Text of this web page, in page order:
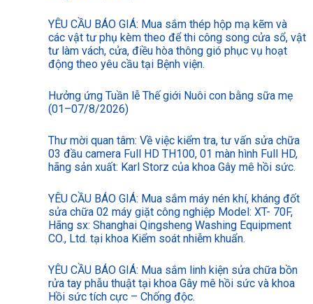
YÊU CẦU BÁO GIÁ: Mua sắm thép hộp mạ kẽm và
các vật tư phụ kèm theo để thi công song cửa sổ, vật
tư làm vách, cửa, điều hòa thông gió phục vụ hoạt
động theo yêu cầu tại Bệnh viện.
Hưởng ứng Tuần lễ Thế giới Nuôi con bằng sữa mẹ
(01–07/8/2026)
Thư mời quan tâm: Về việc kiểm tra, tư vấn sửa chữa
03 đầu camera Full HD TH100, 01 màn hình Full HD,
hãng sản xuất: Karl Storz của khoa Gây mê hồi sức.
YÊU CẦU BÁO GIÁ: Mua sắm máy nén khí, kháng đốt
sửa chữa 02 máy giặt công nghiệp Model: XT- 70F,
Hãng sx: Shanghai Qingsheng Washing Equipment
CO., Ltd. tại khoa Kiểm soát nhiễm khuẩn.
YÊU CẦU BÁO GIÁ: Mua sắm linh kiện sửa chữa bồn
rửa tay phẫu thuật tại khoa Gây mê hồi sức và khoa
Hồi sức tích cực – Chống độc.